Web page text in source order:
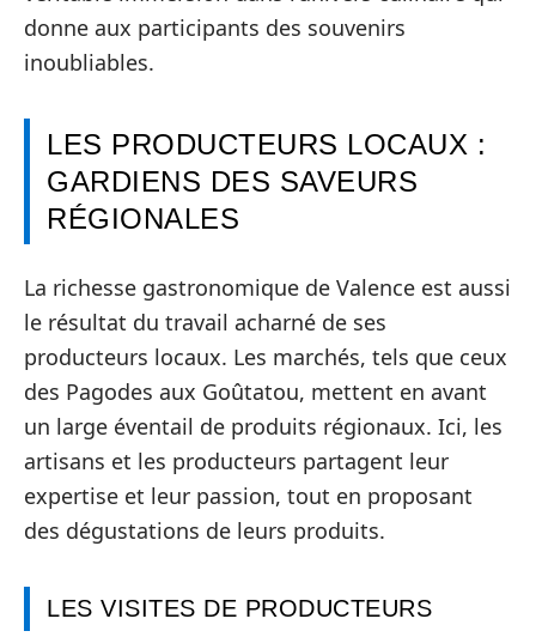
donne aux participants des souvenirs
inoubliables.
LES PRODUCTEURS LOCAUX :
GARDIENS DES SAVEURS
RÉGIONALES
La richesse gastronomique de Valence est aussi
le résultat du travail acharné de ses
producteurs locaux. Les marchés, tels que ceux
des Pagodes aux Goûtatou, mettent en avant
un large éventail de produits régionaux. Ici, les
artisans et les producteurs partagent leur
expertise et leur passion, tout en proposant
des dégustations de leurs produits.
LES VISITES DE PRODUCTEURS